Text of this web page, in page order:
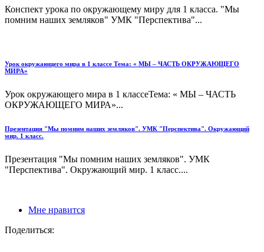
Конспект урока по окружающему миру для 1 класса. "Мы
помним наших земляков" УМК "Перспектива"...
Урок окружающего мира в 1 классе Тема: « МЫ – ЧАСТЬ ОКРУЖАЮЩЕГО
МИРА»
Урок окружающего мира в 1 классеТема: « МЫ – ЧАСТЬ
ОКРУЖАЮЩЕГО МИРА»...
Презентация "Мы помним наших земляков". УМК "Перспектива". Окружающий
мир. 1 класс.
Презентация "Мы помним наших земляков". УМК
"Перспектива". Окружающий мир. 1 класс....
Мне нравится
Поделиться: